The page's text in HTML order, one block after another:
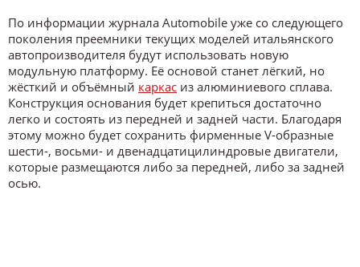
По информации журнала Automobile уже со следующего
поколения преемники текущих моделей итальянского
автопроизводителя будут использовать новую
модульную платформу. Её основой станет лёгкий, но
жёсткий и объёмный каркас из алюминиевого сплава.
Конструкция основания будет крепиться достаточно
легко и состоять из передней и задней части. Благодаря
этому можно будет сохранить фирменные V-образные
шести-, восьми- и двенадцатицилиндровые двигатели,
которые размещаются либо за передней, либо за задней
осью.